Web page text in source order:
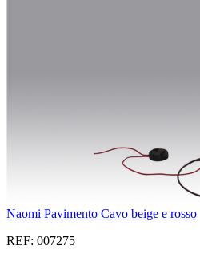
Naomi Pavimento Cavo beige e rosso
REF: 007275